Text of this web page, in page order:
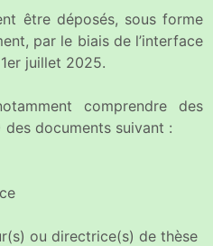
être déposés, sous forme
par le biais de l’interface
juillet 2025.
comprendre des
des documents suivant :
ou directrice(s) de thèse